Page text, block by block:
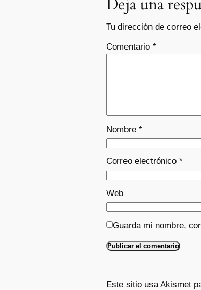
Deja una
Tu dirección de correo
Comentario *
Nombre *
Correo electrónico *
Web
Guarda mi nombre,
Este sitio usa Akismet